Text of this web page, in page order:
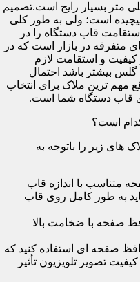
در بازار ضخامت های 2،2.5 و 3 میلی متر بسیار رایج است.تصمیم
است؛ ولی به طور کلی
قاب دستگاه را در
متفرقه در بازار است که در
کیفیت و استقامت لازم
بیشتر باشد احتمال
ترین ملاک برای انتخاب
قاب دستگاه شما است.
است؟
های زیر را باتوجه به
متناسب با اندازه قاب
به طور کامل روی قاب
صفحه با ضخامت بالا
صفحه ای استفاده کنید که
تصویر تلویزیون تأثیر